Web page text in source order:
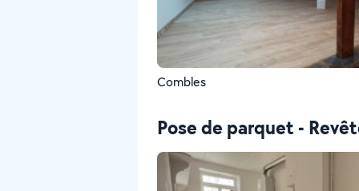
Combles
Pose de parquet -